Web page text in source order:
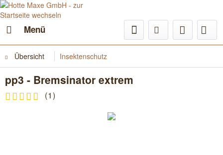
Menü
Übersicht Insektenschutz
pp3 - Bremsinator extrem
(1)